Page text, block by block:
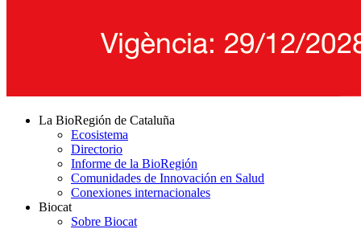
La BioRegión de Cataluña
Ecosistema
Directorio
Informe de la BioRegión
Comunidades de Innovación en Salud
Conexiones internacionales
Biocat
Sobre Biocat